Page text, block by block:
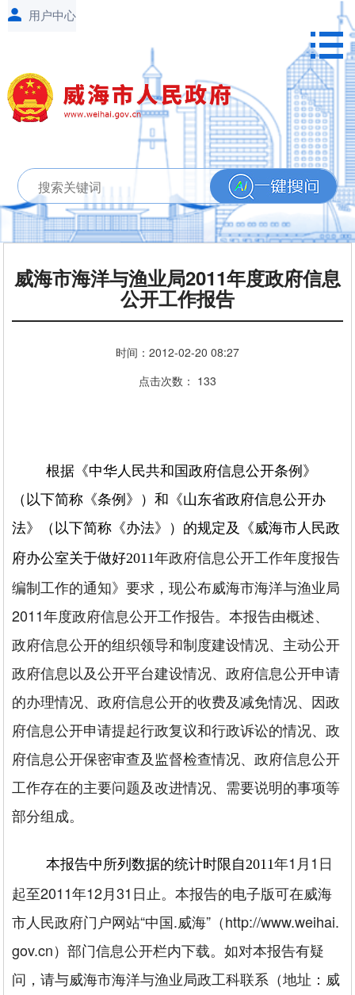
威海市海洋与渔业局2011年度政府信息
公开工作报告
时间： 2012-02-20 08:27
点击次数： 133
根据《中华人民共和国政府信息公开条例》
（以下简称《条例》）和《山东省政府信息公开办
法》（以下简称《办法》）的规定及《威海市人民政
府办公室关于做好2011年政府信息公开工作年度报告
编制工作的通知》要求，现公布威海市海洋与渔业局
2011年度政府信息公开工作报告。本报告由概述、
政府信息公开的组织领导和制度建设情况、主动公开
政府信息以及公开平台建设情况、政府信息公开申请
的办理情况、政府信息公开的收费及减免情况、因政
府信息公开申请提起行政复议和行政诉讼的情况、政
府信息公开保密审查及监督检查情况、政府信息公开
工作存在的主要问题及改进情况、需要说明的事项等
部分组成。
本报告中所列数据的统计时限自2011年1月1日
起至2011年12月31日止。本报告的电子版可在威海
市人民政府门户网站“中国.威海”（http://www.weihai.
gov.cn）部门信息公开栏内下载。如对本报告有疑
问，请与威海市海洋与渔业局政工科联系（地址：威